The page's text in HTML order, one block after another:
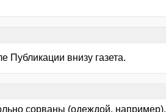
Публикации внизу газета.
сорваны (одеждой, например),